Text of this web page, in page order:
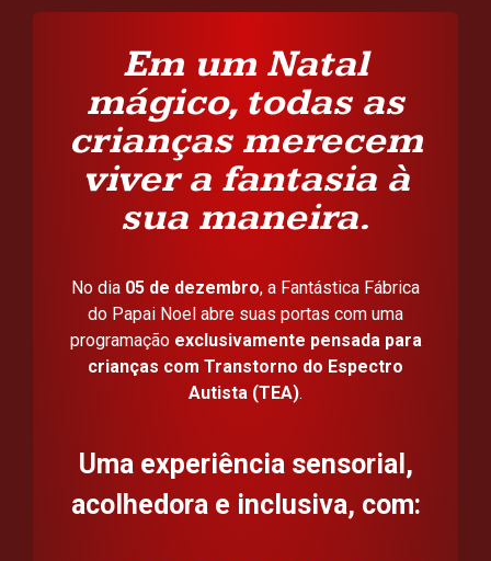
Em um Natal
mágico, todas as
crianças merecem
viver a fantasia à
sua maneira.
No dia 05 de dezembro, a Fantástica Fábrica
do Papai Noel abre suas portas com uma
programação exclusivamente pensada para
crianças com Transtorno do Espectro
Autista (TEA).
Uma experiência sensorial,
acolhedora e inclusiva, com: